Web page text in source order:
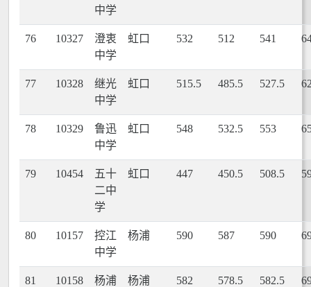
中学
76 10327
澄衷
中学
虹口 532 512 541
77 10328
继光
中学
虹口 515.5 485.5 527.5
78 10329
鲁迅
中学
虹口 548 532.5 553
79 10454
五十
二中
学
虹口 447 450.5 508.5
80 10157
控江
中学
杨浦 590 587 590
81 10158
杨浦
杨浦 582 578.5 582.5